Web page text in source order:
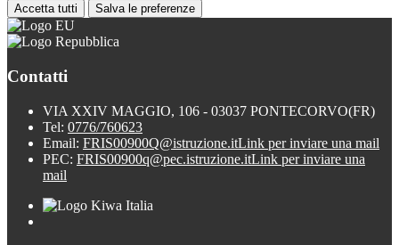
Accetta tutti Salva le preferenze
Contatti
VIA XXIV MAGGIO, 106 - 03037 PONTECORVO(FR)
Tel: 0776/760623
Email: FRIS00900Q@istruzione.itLink per inviare una mail
PEC: FRIS00900q@pec.istruzione.itLink per inviare una
mail